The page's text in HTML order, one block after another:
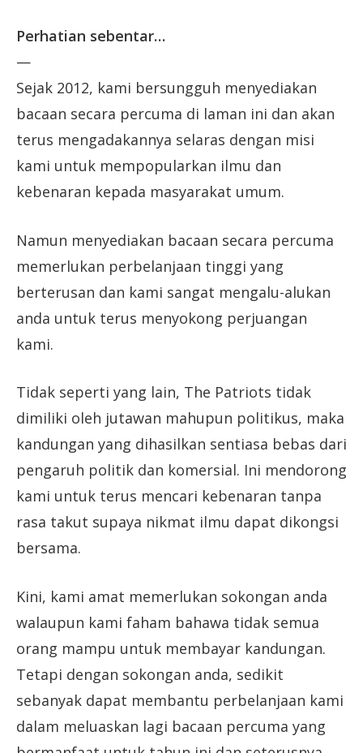
Perhatian sebentar…
—
Sejak 2012, kami bersungguh menyediakan
bacaan secara percuma di laman ini dan akan
terus mengadakannya selaras dengan misi
kami untuk mempopularkan ilmu dan
kebenaran kepada masyarakat umum.
Namun menyediakan bacaan secara percuma
memerlukan perbelanjaan tinggi yang
berterusan dan kami sangat mengalu-alukan
anda untuk terus menyokong perjuangan
kami.
Tidak seperti yang lain, The Patriots tidak
dimiliki oleh jutawan mahupun politikus, maka
kandungan yang dihasilkan sentiasa bebas dari
pengaruh politik dan komersial. Ini mendorong
kami untuk terus mencari kebenaran tanpa
rasa takut supaya nikmat ilmu dapat dikongsi
bersama.
Kini, kami amat memerlukan sokongan anda
walaupun kami faham bahawa tidak semua
orang mampu untuk membayar kandungan.
Tetapi dengan sokongan anda, sedikit
sebanyak dapat membantu perbelanjaan kami
dalam meluaskan lagi bacaan percuma yang